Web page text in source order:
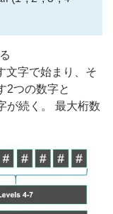
文字で始まり、そ
2つの数字と
が続く。 最大桁数